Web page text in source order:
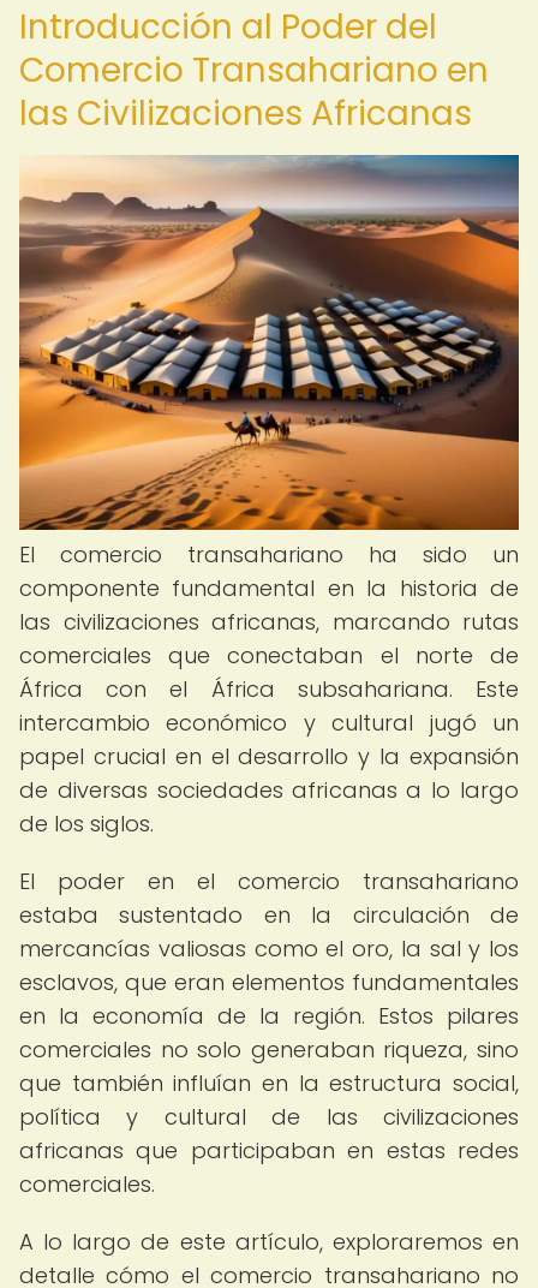
Introducción al Poder del
Comercio Transahariano en
las Civilizaciones Africanas
El comercio transahariano ha sido un
componente fundamental en la historia de
las civilizaciones africanas, marcando rutas
comerciales que conectaban el norte de
África con el África subsahariana. Este
intercambio económico y cultural jugó un
papel crucial en el desarrollo y la expansión
de diversas sociedades africanas a lo largo
de los siglos.
El poder en el comercio transahariano
estaba sustentado en la circulación de
mercancías valiosas como el oro, la sal y los
esclavos, que eran elementos fundamentales
en la economía de la región. Estos pilares
comerciales no solo generaban riqueza, sino
que también influían en la estructura social,
política y cultural de las civilizaciones
africanas que participaban en estas redes
comerciales.
A lo largo de este artículo, exploraremos en
detalle cómo el comercio transahariano no